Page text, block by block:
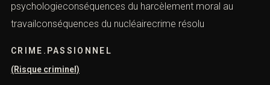
psychologieconséquences du harcèlement moral au
travailconséquences du nucléairecrime résolu
CRIME.PASSIONNEL
(Risque criminel)